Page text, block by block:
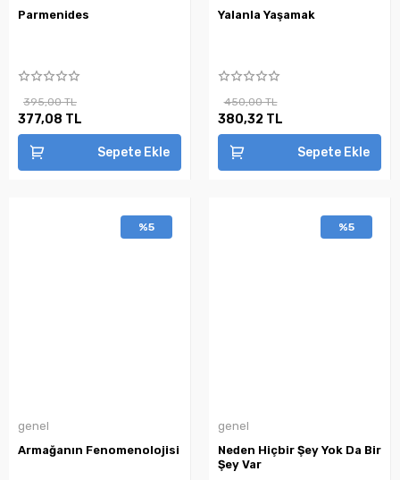
Parmenides
395,00 TL
377,08 TL
Sepete Ekle
Yalanla Yaşamak
450,00 TL
380,32 TL
Sepete Ekle
%5
genel
Armağanın Fenomenolojisi
%5
genel
Neden Hiçbir Şey Yok Da Bir
Şey Var